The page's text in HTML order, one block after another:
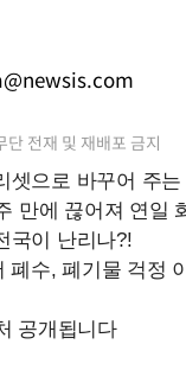
전재 및 재배포 금지